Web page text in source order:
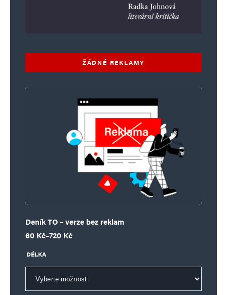
ŽÁDNÉ REKLAMY
Deník TO – verze bez reklam
60 Kč–720 Kč
Rozpětí cen: 60 Kč až 720 Kč
DÉLKA